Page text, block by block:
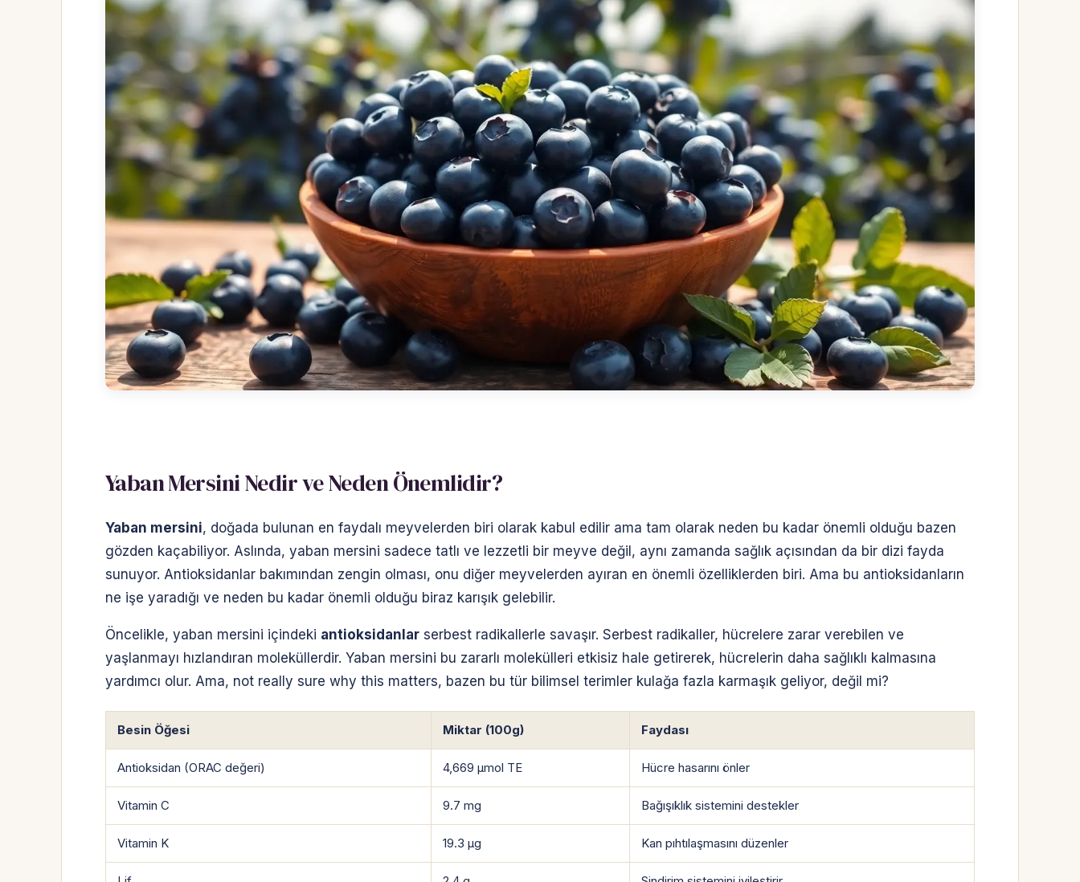
Yaban Mersini Nedir ve Neden Önemlidir?
Yaban mersini, doğada bulunan en faydalı meyvelerden biri olarak kabul edilir ama tam olarak neden bu kadar önemli olduğu bazen
gözden kaçabiliyor. Aslında, yaban mersini sadece tatlı ve lezzetli bir meyve değil, aynı zamanda sağlık açısından da bir dizi fayda
sunuyor. Antioksidanlar bakımından zengin olması, onu diğer meyvelerden ayıran en önemli özelliklerden biri. Ama bu antioksidanların
ne işe yaradığı ve neden bu kadar önemli olduğu biraz karışık gelebilir.
Öncelikle, yaban mersini içindeki antioksidanlarserbest radikallerle savaşır. Serbest radikaller, hücrelere zarar verebilen ve
yaşlanmayı hızlandıran moleküllerdir. Yaban mersini bu zararlı molekülleri etkisiz hale getirerek, hücrelerin daha sağlıklı kalmasına
yardımcı olur. Ama, not really sure why this matters, bazen bu tür bilimsel terimler kulağa fazla karmaşık geliyor, değil mi?
Besin Öğesi Miktar (100g) Faydası
Antioksidan (ORAC değeri) 4,669 µmol TE Hücre hasarını önler
Vitamin C 9.7 mg Bağışıklık sistemini destekler
Vitamin K 19.3 µg Kan pıhtılaşmasını düzenler